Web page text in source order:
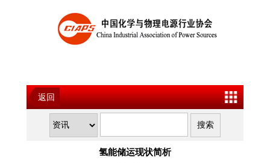
返回
氢能储运现状简析